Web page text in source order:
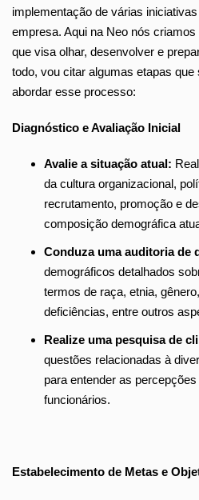
implementação de várias
empresa. Aqui na Neo nós criamos
que visa olhar, desenvolver e
todo, vou citar algumas etapas
abordar esse processo:
Diagnóstico e Avaliação Inicial
Avalie a situação atual:
da cultura organizacional,
recrutamento, promoção e
composição demográfica
Conduza uma auditoria de
demográficos detalhados
termos de raça, etnia,
deficiências, entre outros
Realize uma pesquisa de
questões relacionadas à
para entender as
funcionários.
Estabelecimento de Metas e